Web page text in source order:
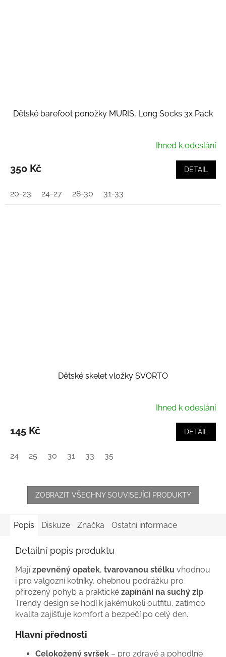
Dětské barefoot ponožky MURIS, Long Socks 3x Pack
Ihned k odeslání
350 Kč DETAIL
20-23 24-27 28-30 31-33
Dětské skelet vložky SVORTO
Ihned k odeslání
145 Kč DETAIL
24 25 30 31 33 35
ZOBRAZIT VŠECHNY SOUVISEJÍCÍ PRODUKTY
Popis Diskuze Značka Ostatní informace
Detailní popis produktu
Majízpevněný opatek, tvarovanou stélku vhodnou
i pro valgozní kotníky, ohebnou podrážku pro
přirozený pohyb a praktické zapínání na suchý zip.
Trendy design se hodí k jakémukoli outfitu, zatímco
kvalita zajišťuje komfort a bezpečí po celý den.
Hlavní přednosti
Celokožený svršek – pro zdravé a pohodlné